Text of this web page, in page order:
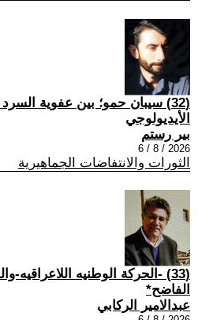
(32) سيبان حمو؛ بين عفوية
الأيديولوجي
بير رستم
2026 / 8 / 6
الثورات والانتفاضات الجماهيرية
(33) -الحركة الوطنيه اللاعراقيه-
الفاضح*
عبدالامير الركابي